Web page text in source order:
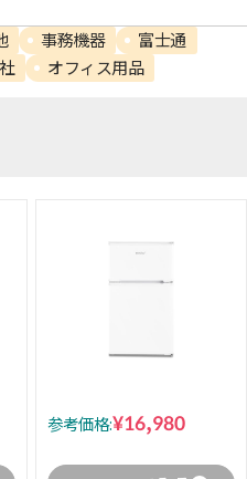
事務機器
富士通
オフィス用品
参考価格:¥16,980